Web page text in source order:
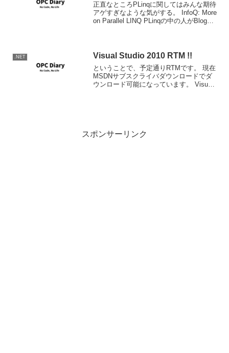
正直なところPLinqに関してはみんな期待
アゲすぎなような気がする。 InfoQ: More
on Parallel LINQ PLinqの中の人がBlogを
.NET Visual Studio 2010 RTM !!
ということで、予定通りRTMです。 現在
MSDNサブスクライバダウンロードでダ
ウンロード可能になっています。 Visual
スポンサーリンク